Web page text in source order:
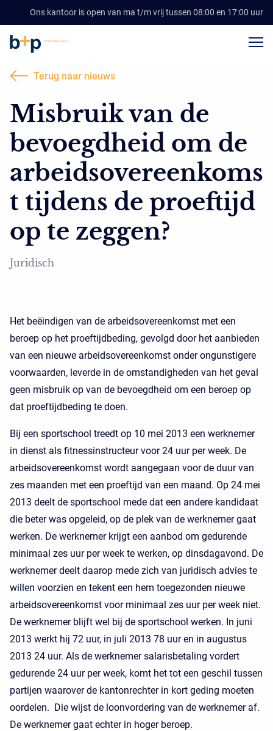
Ons kantoor is open van ma t/m vrij tussen 08:00 en 17:00 uur
Terug naar nieuws
Misbruik van de
bevoegdheid om de
arbeidsovereenkoms
t tijdens de proeftijd
op te zeggen?
Juridisch
Het beëindigen van de arbeidsovereenkomst met een
beroep op het proeftijdbeding, gevolgd door het aanbieden
van een nieuwe arbeidsovereenkomst onder ongunstigere
voorwaarden, leverde in de omstandigheden van het geval
geen misbruik op van de bevoegdheid om een beroep op
dat proeftijdbeding te doen.
Bij een sportschool treedt op 10 mei 2013 een werknemer
in dienst als fitnessinstructeur voor 24 uur per week. De
arbeidsovereenkomst wordt aangegaan voor de duur van
zes maanden met een proeftijd van een maand. Op 24 mei
2013 deelt de sportschool mede dat een andere kandidaat
die beter was opgeleid, op de plek van de werknemer gaat
werken. De werknemer krijgt een aanbod om gedurende
minimaal zes uur per week te werken, op dinsdagavond. De
werknemer deelt daarop mede zich van juridisch advies te
willen voorzien en tekent een hem toegezonden nieuwe
arbeidsovereenkomst voor minimaal zes uur per week niet.
De werknemer blijft wel bij de sportschool werken. In juni
2013 werkt hij 72 uur, in juli 2013 78 uur en in augustus
2013 24 uur. Als de werknemer salarisbetaling vordert
gedurende 24 uur per week, komt het tot een geschil tussen
partijen waarover de kantonrechter in kort geding moeten
oordelen. Die wijst de loonvordering van de werknemer af.
De werknemer gaat echter in hoger beroep.